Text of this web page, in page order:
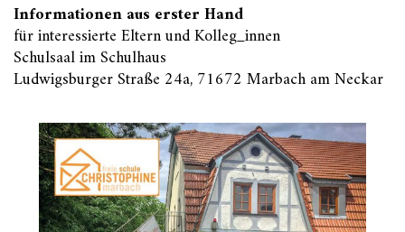
Informationen aus erster Hand
für interessierte Eltern und Kolleg_innen
Schulsaal im Schulhaus
Ludwigsburger Straße 24a, 71672 Marbach am Neckar